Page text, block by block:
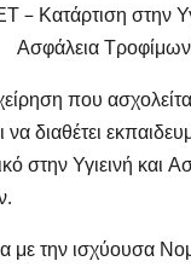
– Κατάρτιση στην
Ασφάλεια
που
να διαθέτει
στην Υγιεινή και
με την ισχύουσα